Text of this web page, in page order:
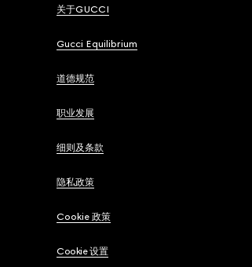
关于GUCCI
Gucci Equilibrium
道德规范
职业发展
细则及条款
隐私政策
Cookie 政策
Cookie 设置